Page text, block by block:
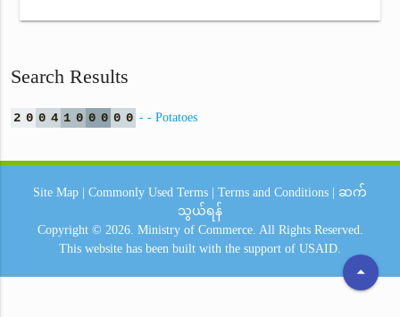
Search Results
2 0 0 4 1 0 0 0 0 0 - - Potatoes
arrow_drop_up
Site Map Commonly Used Terms Terms and Conditions
ဆက်
သွယ်ရန်
Copyright © 2026. Ministry of Commerce. All Rights Reserved.
This website has been built with the support of USAID.